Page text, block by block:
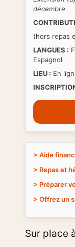
Sur place
décembre
(hors repas
LANGUES :
Espagnol
LIEU : En
> Aide
> Repas et
> Préparer
> Offrez un